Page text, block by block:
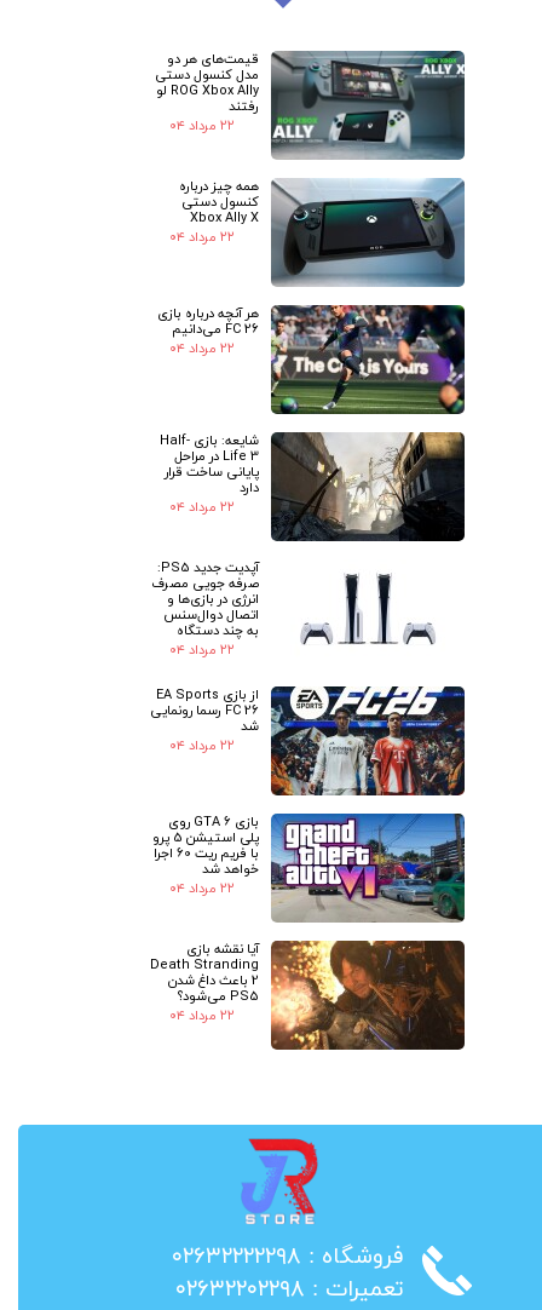
★ قیمت‌های هر دو
مدل کنسول دستی
ROG Xbox Ally لو
رفتند
۲۲ مرداد ۰۴
همه چیز درباره
کنسول دستی
Xbox Ally X
۲۲ مرداد ۰۴
هر آنچه درباره بازی
FC 26 می‌دانیم
۲۲ مرداد ۰۴
شایعه: بازی Half-
Life 3 در مراحل
پایانی ساخت قرار
دارد
۲۲ مرداد ۰۴
آپدیت جدید PS5:
صرفه جویی مصرف
انرژی در بازی‌ها و
اتصال دوال‌سنس
به چند دستگاه
۲۲ مرداد ۰۴
از بازی EA Sports
FC 26 رسما رونمایی
شد
۲۲ مرداد ۰۴
بازی GTA 6 روی
پلی استیشن 5 پرو
با فریم ریت 60 اجرا
خواهد شد
۲۲ مرداد ۰۴
آیا نقشه بازی
Death Stranding
2 باعث داغ شدن
PS5 می‌شود؟
۲۲ مرداد ۰۴
​فروشگاه : ۰۲۶۳۲۲۲۲۲۹۸
​تعمیرات : ۰۲۶۳۲۲۰۲۲۹۸